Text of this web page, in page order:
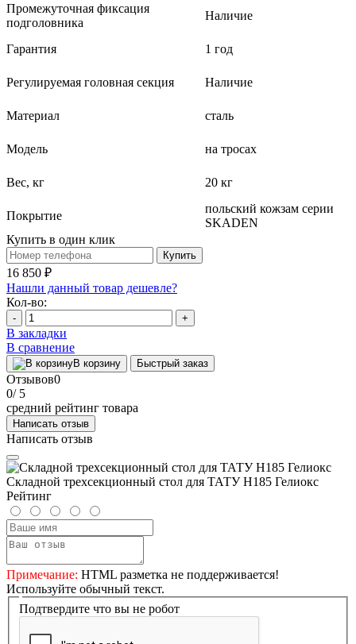
Промежуточная фиксация
подголовника
Наличие
Гарантия 1 год
Регулируемая головная секция Наличие
Материал сталь
Модель на тросах
Вес, кг 20 кг
Покрытие
польский кожзам серии
SKADEN
Купить в один клик
Купить
16 850 ₽
Нашли данный товар дешевле?
Кол-во:
- +
В закладки
В сравнение
В корзину Быстрый заказ
Отзывов0
0/ 5
средний рейтинг товара
Написать отзыв
Написать отзыв
Складной трехсекционный стол для ТАТУ H185 Гелиокс
Рейтинг
Примечание: HTML разметка не поддерживается!
Используйте обычный текст.
Подтвердите что вы не робот